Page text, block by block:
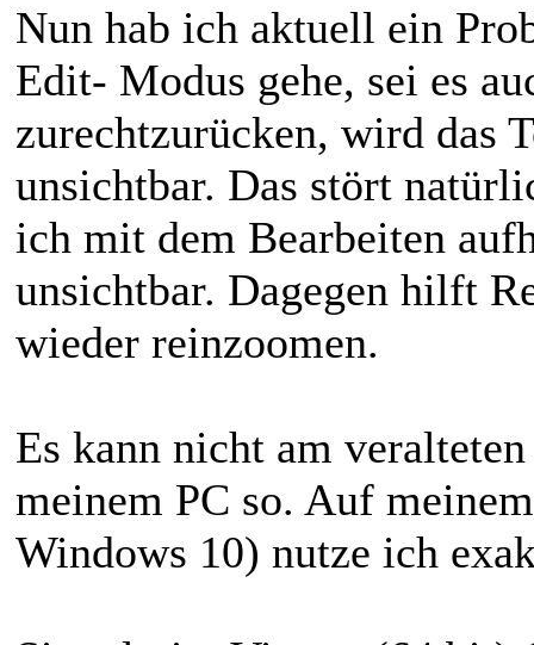
Nun hab ich aktuell ein
Edit- Modus gehe, sei es
zurechtzurücken, wird das
unsichtbar. Das stört
ich mit dem Bearbeiten
unsichtbar. Dagegen hilft
wieder reinzoomen.
Es kann nicht am
meinem PC so. Auf
Windows 10) nutze ich